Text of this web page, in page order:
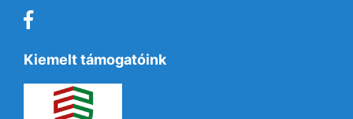
Kiemelt támogatóink